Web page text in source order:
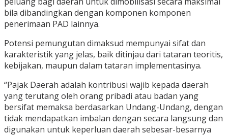
bila dibandingkan dengan komponen komponen
penerimaan PAD lainnya.
Potensi pemungutan dimaksud mempunyai sifat dan
karakteristik yang jelas, baik ditinjau dari tataran teoritis,
kebijakan, maupun dalam tataran implementasinya.
“Pajak Daerah adalah kontribusi wajib kepada daerah
yang terutang oleh orang pribadi atau badan yang
bersifat memaksa berdasarkan Undang-Undang, dengan
tidak mendapatkan imbalan dengan secara langsung dan
digunakan untuk keperluan daerah sebesar-besarnya